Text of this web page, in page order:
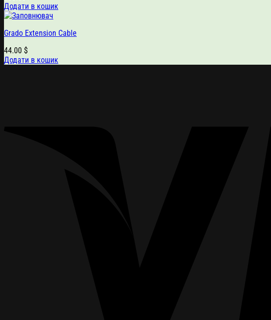
Додати в кошик
Grado Extension Cable
44.00 $
Додати в кошик